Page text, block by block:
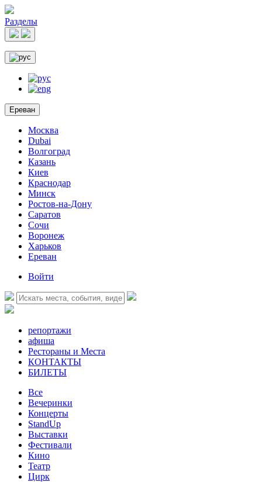
Разделы
Ереван
Москва
Dubai
Волгоград
Казань
Киев
Краснодар
Минск
Ростов-на-Дону
Саратов
Сочи
Воронеж
Харьков
Ереван
Войти
репортажи
афиша
Рестораны и Места
КОНТАКТЫ
БИЛЕТЫ
Все
Вечеринки
Концерты
StandUp
Выставки
Фестивали
Кино
Театр
Цирк